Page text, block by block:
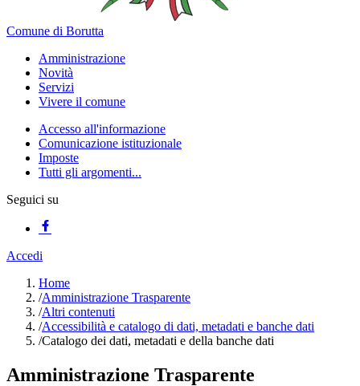
Comune di Borutta
Amministrazione
Novità
Servizi
Vivere il comune
Accesso all'informazione
Comunicazione istituzionale
Imposte
Tutti gli argomenti...
Seguici su
Accedi
Home
/Amministrazione Trasparente
/Altri contenuti
/Accessibilità e catalogo di dati, metadati e banche dati
/Catalogo dei dati, metadati e della banche dati
Amministrazione Trasparente